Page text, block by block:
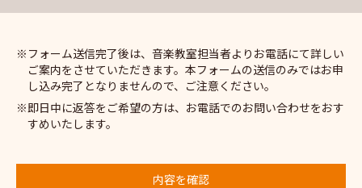
フォーム送信完了後は、音楽教室担当者よりお電話にて詳しい
ご案内をさせていただきます。本フォームの送信のみではお申
し込み完了となりませんので、ご注意ください。
即日中に返答をご希望の方は、お電話でのお問い合わせをおす
すめいたします。
内容を確認